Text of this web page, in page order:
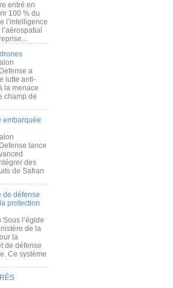
entré en
100 % du
l’intelligence
a
lutte anti-
la menace
champ de
embarquée
lance
des
de Safran
de défense
protection
l’égide
de la
la
de défense
Ce système